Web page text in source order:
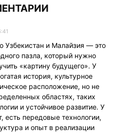
Узбекистан и Малайзия — это
пазла, который нужно
«картину будущего». У
история, культурное
расположение, но не
областях, таких
и устойчивое развитие. У
есть передовые технологии,
и опыт в реализации